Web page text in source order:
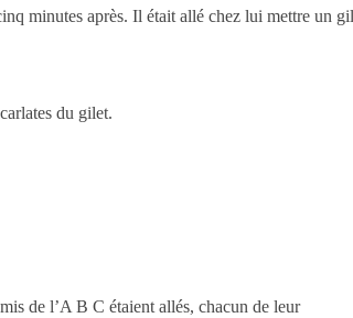
minutes après. Il était allé chez lui mettre un
du gilet.
de l’A B C étaient allés, chacun de leur